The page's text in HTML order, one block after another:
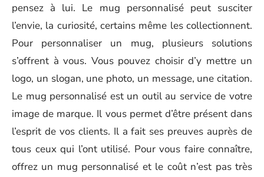
pensez à lui. Le mug personnalisé peut susciter
l’envie, la curiosité, certains même les collectionnent.
Pour personnaliser un mug, plusieurs solutions
s’offrent à vous. Vous pouvez choisir d’y mettre un
logo, un slogan, une photo, un message, une citation.
Le mug personnalisé est un outil au service de votre
image de marque. Il vous permet d’être présent dans
l’esprit de vos clients. Il a fait ses preuves auprès de
tous ceux qui l’ont utilisé. Pour vous faire connaître,
offrez un mug personnalisé et le coût n’est pas très